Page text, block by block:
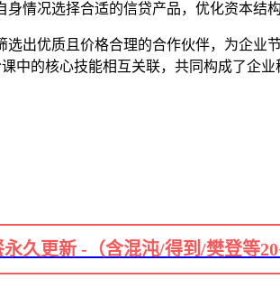
情况选择合适的信贷产品，优化资本结构
出优质且价格合理的合作伙伴，为企业
中的核心技能相互关联，共同构成了企
久更新 -（含混沌/得到/樊登等